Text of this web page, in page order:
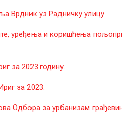
Врдник уз Радничку улицу
уређења и коришћења
за 2023.годину.
за 2023.
Одбора за урбанизам